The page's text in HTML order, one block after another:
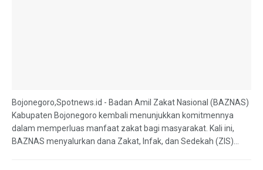
Bojonegoro,Spotnews.id - Badan Amil Zakat Nasional (BAZNAS)
Kabupaten Bojonegoro kembali menunjukkan komitmennya
dalam memperluas manfaat zakat bagi masyarakat. Kali ini,
BAZNAS menyalurkan dana Zakat, Infak, dan Sedekah (ZIS)...